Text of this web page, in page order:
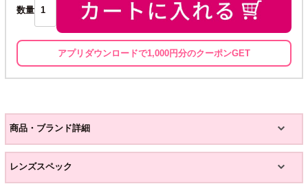
数量
アプリダウンロードで1,000円分のクーポンGET
商品・ブランド詳細
レンズスペック